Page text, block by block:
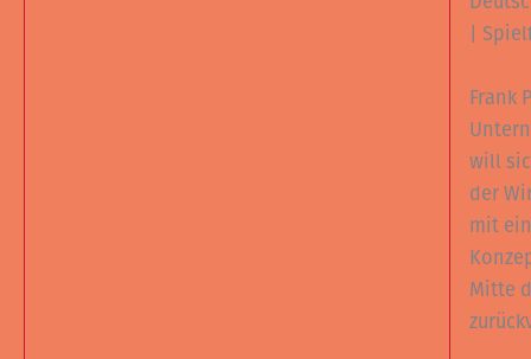
|
Frank
will
der
mit
Mitte